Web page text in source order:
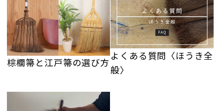
棕櫚箒と江戸箒の選び方
よくある質問〈ほうき全
般〉